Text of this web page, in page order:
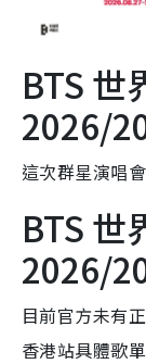
BTS 世
2026/
這次群星演唱
BTS 世
2026/
目前官方未有
香港站具體歌